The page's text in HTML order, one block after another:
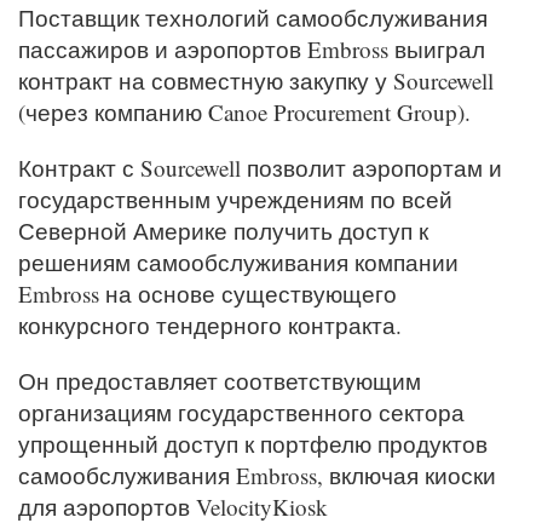
Поставщик технологий самообслуживания
пассажиров и аэропортов Embross выиграл
контракт на совместную закупку у Sourcewell
(через компанию Canoe Procurement Group).
Контракт с Sourcewell позволит аэропортам и
государственным учреждениям по всей
Северной Америке получить доступ к
решениям самообслуживания компании
Embross на основе существующего
конкурсного тендерного контракта.
Он предоставляет соответствующим
организациям государственного сектора
упрощенный доступ к портфелю продуктов
самообслуживания Embross, включая киоски
для аэропортов VelocityKiosk